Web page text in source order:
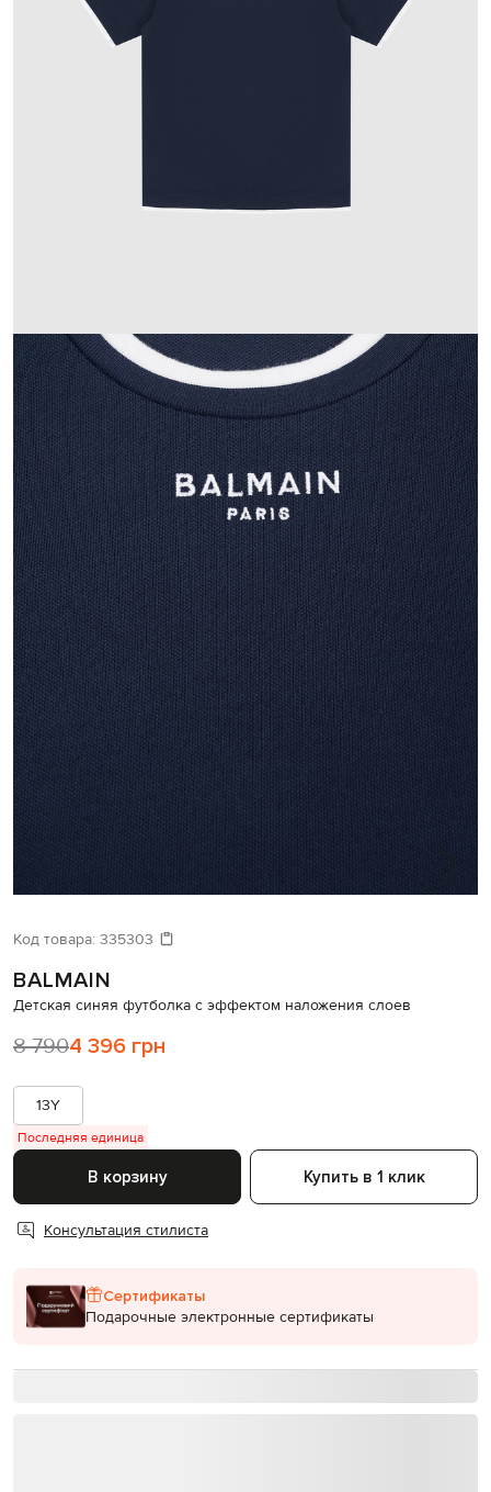
Код товара: 335303
BALMAIN
Детская синяя футболка с эффектом наложения слоев
8 7904 396 грн
13Y
Последняя единица
В корзину Купить в 1 клик
Консультация стилиста
Сертификаты
Подарочные электронные сертификаты